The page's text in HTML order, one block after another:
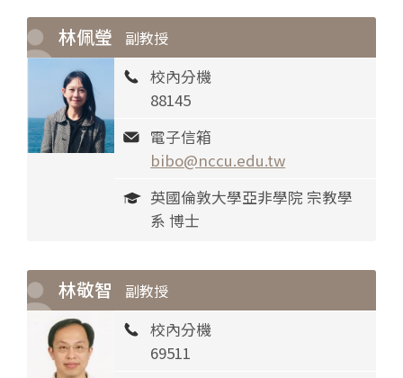
林佩瑩 副教授
校內分機
88145
電子信箱
bibo@nccu.edu.tw
英國倫敦大學亞非學院 宗教學
系 博士
林敬智 副教授
校內分機
69511